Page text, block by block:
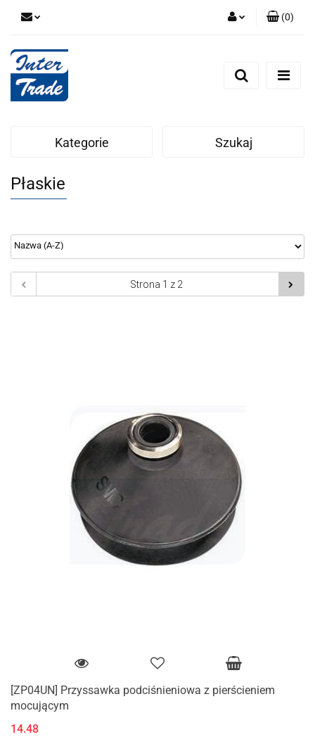
Zarejestruj się
(0)
Kategorie Szukaj
Płaskie
[ZP04UN] Przyssawka podciśnieniowa z pierścieniem
mocującym
14.48